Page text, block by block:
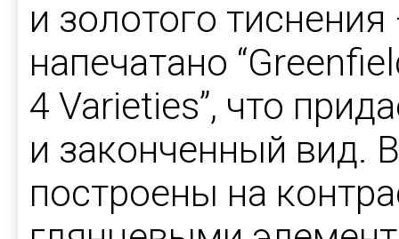
и золотого
напечатано
4 Varieties”, что
и законченный вид.
построены на